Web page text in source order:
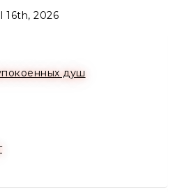
16th, 2026
душ